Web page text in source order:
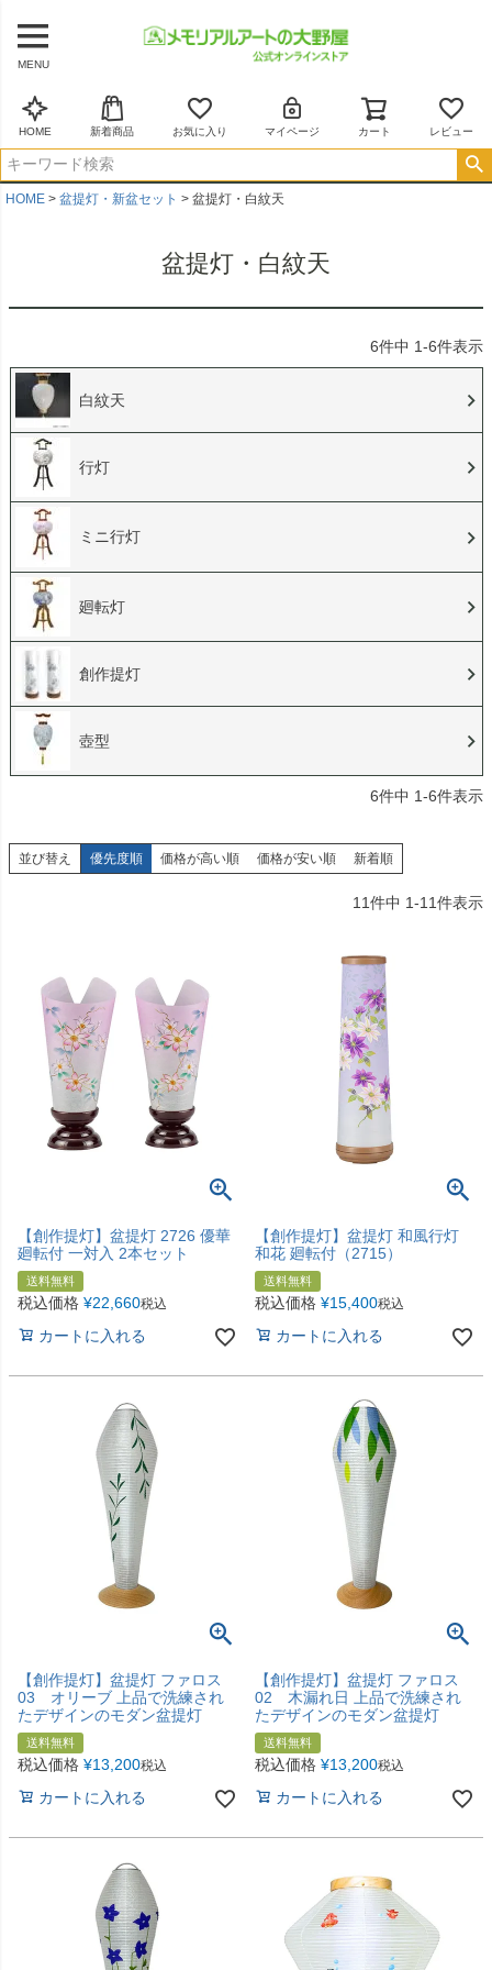
MENU
HOME 新着商品 お気に入り マイページ カート レビュー
HOME 盆提灯・新盆セット 盆提灯・白紋天
盆提灯・白紋天
6件中 1-6件表示
白紋天
行灯
ミニ行灯
廻転灯
創作提灯
壺型
6件中 1-6件表示
並び替え 優先度順 価格が高い順 価格が安い順 新着順
11件中 1-11件表示
【創作提灯】盆提灯 2726 優華
廻転付 一対入 2本セット
送料無料
税込価格 ¥22,660税込
カートに入れる
【創作提灯】盆提灯 和風行灯
和花 廻転付（2715）
送料無料
税込価格 ¥15,400税込
カートに入れる
【創作提灯】盆提灯 ファロス
03 オリーブ 上品で洗練され
たデザインのモダン盆提灯
送料無料
税込価格 ¥13,200税込
カートに入れる
【創作提灯】盆提灯 ファロス
02 木漏れ日 上品で洗練され
たデザインのモダン盆提灯
送料無料
税込価格 ¥13,200税込
カートに入れる